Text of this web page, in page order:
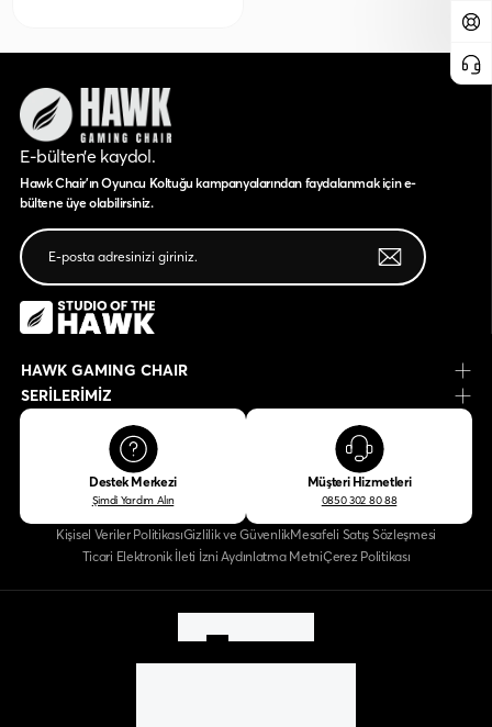
E-bülten’e kaydol.
Hawk Chair'ın Oyuncu Koltuğu kampanyalarından faydalanmak için e-
bültene üye olabilirsiniz.
HAWK GAMING CHAIR
SERİLERİMİZ
Destek Merkezi
Şimdi Yardım Alın
Müşteri Hizmetleri
0850 302 80 88
Kişisel Veriler PolitikasıGizlilik ve GüvenlikMesafeli Satış Sözleşmesi
Ticari Elektronik İleti İzni Aydınlatma MetniÇerez Politikası